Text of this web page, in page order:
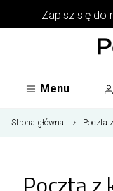
Zapisz się do
Menu
Strona główna Poczta